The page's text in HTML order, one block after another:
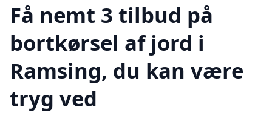
Få nemt 3 tilbud på
bortkørsel af jord i
Ramsing, du kan være
tryg ved